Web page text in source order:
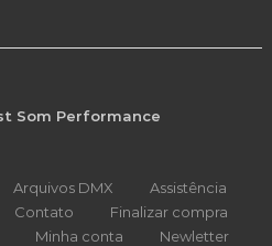
Som Performance
Arquivos DMX
Assistência
Contato
Finalizar compra
Minha conta
Newletter